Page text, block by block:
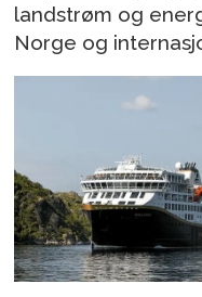
landstrøm og
Norge og